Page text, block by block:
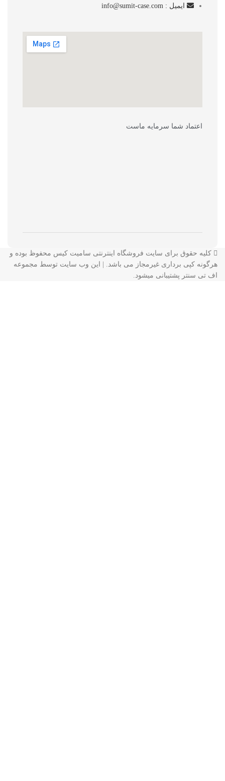
ایمیل : info@sumit-case.com
اعتماد شما سرمایه ماست
کلیه حقوق برای سایت فروشگاه اینترنتی سامیت کیس محفوظ بوده و
هرگونه کپی برداری غیرمجاز می باشد. | این وب سایت توسط مجموعه
اف تی سنتر پشتیبانی میشود.